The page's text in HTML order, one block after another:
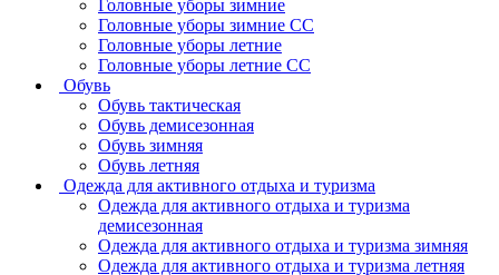
Головные уборы зимние
Головные уборы зимние СС
Головные уборы летние
Головные уборы летние СС
Обувь
Обувь тактическая
Обувь демисезонная
Обувь зимняя
Обувь летняя
Одежда для активного отдыха и туризма
Одежда для активного отдыха и туризма
демисезонная
Одежда для активного отдыха и туризма зимняя
Одежда для активного отдыха и туризма летняя